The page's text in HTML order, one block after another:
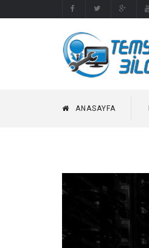
ANASAYFA